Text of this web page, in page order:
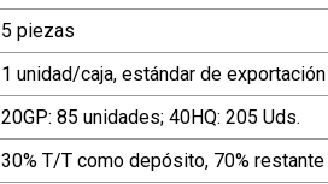
5 piezas
1 unidad/caja, estándar de
20GP: 85 unidades; 40HQ: 205 Uds.
30% T/T como depósito, 70%